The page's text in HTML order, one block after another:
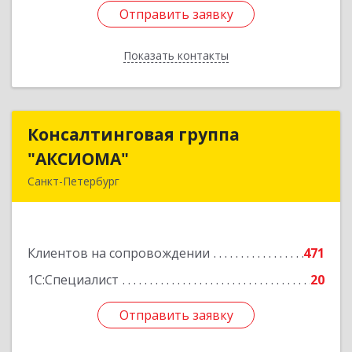
Отправить заявку
Показать контакты
Отправить заявку
Назад
Консалтинговая группа
"АКСИОМА"
Санкт-Петербург
Клиентов на сопровождении
471
1С:Специалист
20
Отправить заявку
Консалтинговая группа
Подробнее
Отправить заявку